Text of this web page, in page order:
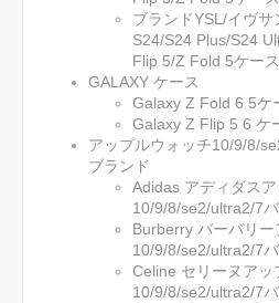
ブランドYSL/イヴ
S24/S24 Plus/S24
Flip 5/Z Fold 5ケース
GALAXY ケース
Galaxy Z Fold 6 5ケ
Galaxy Z Flip 5 6 ケ
アップルウォッチ10/9/8/
ブランド
Adidas アディダス
10/9/8/se2/ultra2/7
Burberry バーバリ
10/9/8/se2/ultra2/7
Celine セリーヌアッ
10/9/8/se2/ultra2/7